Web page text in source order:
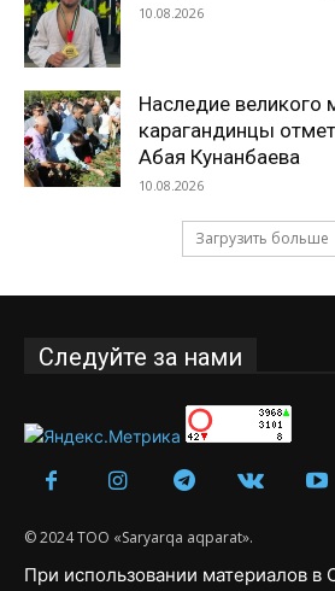
10.08.2026
Наследие великого
карагандинцы
Абая Кунанбаева
10.08.2026
Загрузить больше
Следуйте за нами
© 2024 ТОО «Saryarqa aqparat».
При использовании материалов